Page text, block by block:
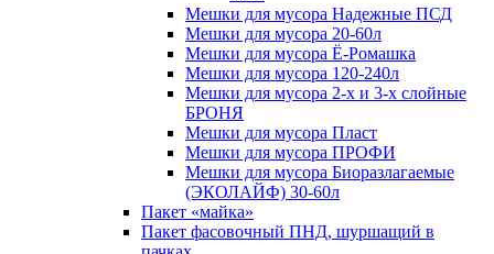
Мешки для мусора Надежные ПСД
Мешки для мусора 20-60л
Мешки для мусора Ё-Ромашка
Мешки для мусора 120-240л
Мешки для мусора 2-х и 3-х слойные
БРОНЯ
Мешки для мусора Пласт
Мешки для мусора ПРОФИ
Мешки для мусора Биоразлагаемые
(ЭКОЛАЙФ) 30-60л
Пакет «майка»
Пакет фасовочный ПНД, шуршащий в